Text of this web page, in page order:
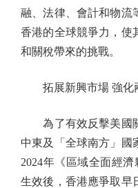
融、法律、會計和物流
香港的全球競爭力，使
和關稅帶來的挑戰。
拓展新興市場 強化
為了有效反擊美國關
中東及「全球南方」國
2024年《區域全面經
生效後，香港應爭取早